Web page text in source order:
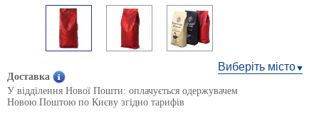
Виберіть місто
Доставка
У відділення Нової Пошти: оплачується одержувачем
Новою Поштою по Києву згідно тарифів